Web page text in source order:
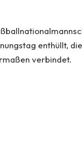
enthüllt,
verbindet.